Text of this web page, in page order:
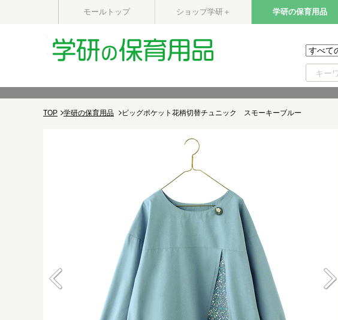
モールトップ ショップ学研＋ 学研の保育用品
TOP 学研の保育用品 ビッグポケット花柄切替チュニック スモーキーブルー